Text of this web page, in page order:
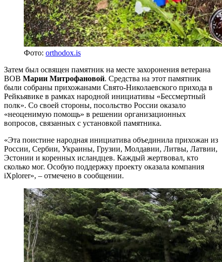
Фото: orthodox.is
Затем был освящен памятник на месте захоронения ветерана
ВОВ Марии Митрофановой. Средства на этот памятник
были собраны прихожанами Свято-Николаевского прихода в
Рейкьявике в рамках народной инициативы «Бессмертный
полк». Со своей стороны, посольство России оказало
«неоценимую помощь» в решении организационных
вопросов, связанных с установкой памятника.
«Эта поистине народная инициатива объединила прихожан из
России, Сербии, Украины, Грузии, Молдавии, Литвы, Латвии,
Эстонии и коренных исландцев. Каждый жертвовал, кто
сколько мог. Особую поддержку проекту оказала компания
iXplorer», – отмечено в сообщении.